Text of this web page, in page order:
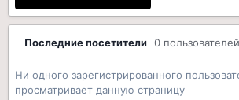
Последние посетители 0
Ни одного зарегистрированного
просматривает данную страницу